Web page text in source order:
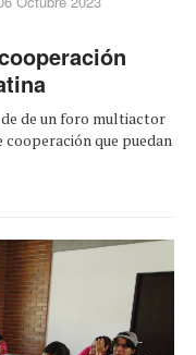
de un foro multiactor
que puedan